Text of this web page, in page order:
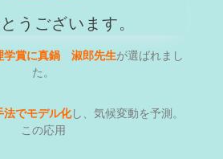
うございます。
学賞に真鍋 淑郎先生が選ばれまし
た。
法でモデル化し、気候変動を予測。
この応用